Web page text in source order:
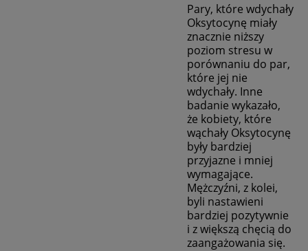
Pary, które wdychały
Oksytocynę miały
znacznie niższy
poziom stresu w
porównaniu do par,
które jej nie
wdychały. Inne
badanie wykazało,
że kobiety, które
wąchały Oksytocynę
były bardziej
przyjazne i mniej
wymagające.
Mężczyźni, z kolei,
byli nastawieni
bardziej pozytywnie
i z większą chęcią do
zaangażowania się.